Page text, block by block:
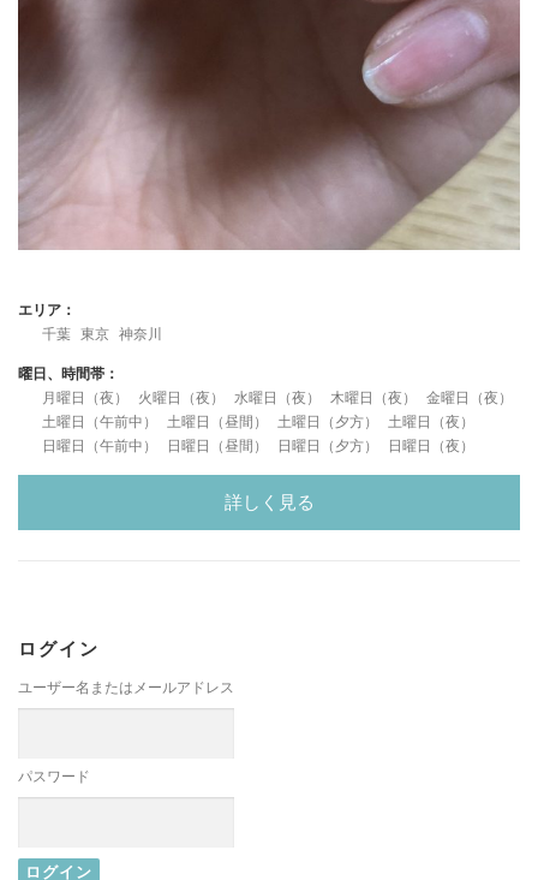
エリア：
千葉 東京 神奈川
曜日、時間帯：
月曜日（夜）
火曜日（夜） 水曜日（夜） 木曜日（夜）
金曜日（夜）
土曜日（午前中）
土曜日（昼間） 土曜日（夕方）
土曜日（夜）
日曜日（午前中）
日曜日（昼間） 日曜日（夕方） 日曜日（夜）
詳しく見る
ログイン
ユーザー名またはメールアドレス
パスワード